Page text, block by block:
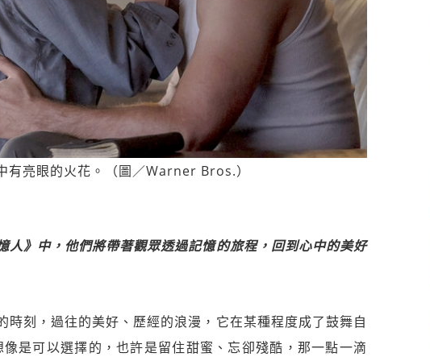
有亮眼的火花。（圖／Warner Bros.）
人》中，他們將帶著觀眾透過記憶的旅程，回到心中的美好
時刻，過往的美好、歷經的浪漫，它在某種程度成了鼓舞自
是可以選擇的，也許是留住甜蜜、忘卻殘酷，那一點一滴